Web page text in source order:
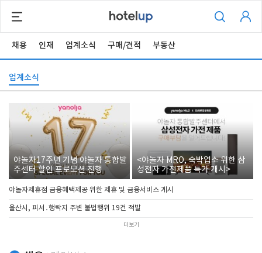
채용 인재 업계소식 구매/견적 부동산
업계소식
야놀자17주년 기념 야놀자 통합발
주센터 할인 프로모션 진행
<야놀자 MRO, 숙박업소 위한 삼
성전자 가전제품 특가 개시>
야놀자제휴점 금융혜택제공 위한 제휴 및 금융서비스 게시
울산시, 피서․행락지 주변 불법행위 19건 적발
더보기